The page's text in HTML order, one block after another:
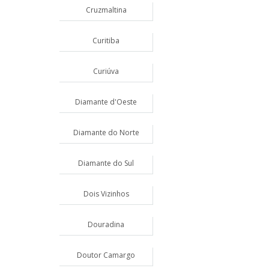
Cruzmaltina
Curitiba
Curiúva
Diamante d'Oeste
Diamante do Norte
Diamante do Sul
Dois Vizinhos
Douradina
Doutor Camargo